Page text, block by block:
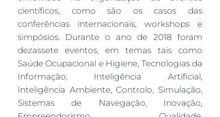
científicos, como são os casos das
conferências internacionais, workshops e
simpósios. Durante o ano de 2018 foram
dezassete eventos, em temas tais como
Saúde Ocupacional e Higiene, Tecnologias da
Informação, Inteligência Artificial,
Inteligência Ambiente, Controlo, Simulação,
Sistemas de Navegação, Inovação,